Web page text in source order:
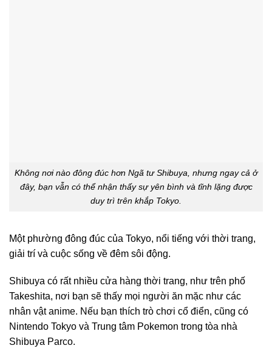
Không nơi nào đông đúc hơn Ngã tư Shibuya, nhưng ngay cả ở
đây, bạn vẫn có thể nhận thấy sự yên bình và tĩnh lặng được
duy trì trên khắp Tokyo.
Một phường đông đúc của Tokyo, nổi tiếng với thời trang,
giải trí và cuộc sống về đêm sôi động.
Shibuya có rất nhiều cửa hàng thời trang, như trên phố
Takeshita, nơi bạn sẽ thấy mọi người ăn mặc như các
nhân vật anime. Nếu bạn thích trò chơi cổ điển, cũng có
Nintendo Tokyo và Trung tâm Pokemon trong tòa nhà
Shibuya Parco.